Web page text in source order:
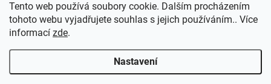
Tento web používá soubory cookie. Dalším procházením
tohoto webu vyjadřujete souhlas s jejich používáním.. Více
informací zde.
Nastavení